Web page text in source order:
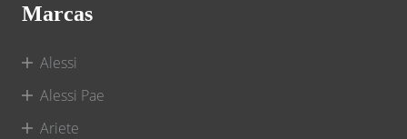
Marcas
Alessi
Alessi Pae
Ariete